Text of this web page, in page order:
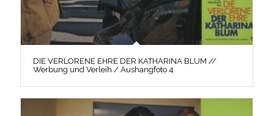
DIE VERLORENE EHRE DER KATHARINA BLUM //
Werbung und Verleih / Aushangfoto 4